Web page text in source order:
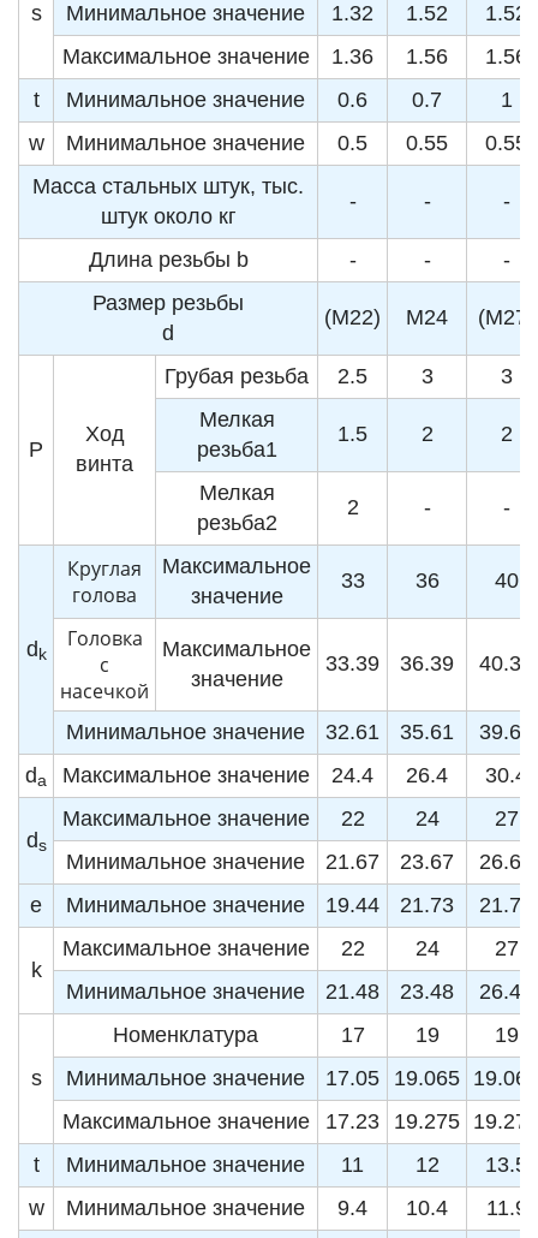
s
Минимальное значение
1.32 1.52
1.52
Максимальное значение
1.36 1.56
1.56
t
Минимальное значение 0.6 0.7
1
w
Минимальное значение 0.5 0.55
0.55
Масса стальных штук, тыс.
штук около кг
- - -
Длина резьбы b - -
-
Размер резьбы
d
(M22) M24 (M27)
P
Ход
винта
Грубая резьба 2.5 3
3
Мелкая
резьба1
1.5 2 2
Мелкая
резьба2
2 - -
d k
Круглая
голова
Максимальное
значение
33 36 40
Головка
с
насечкой
Максимальное
значение
33.39 36.39 40.39
Минимальное значение 32.61 35.61
39.61
da Максимальное значение 24.4 26.4 30.4
ds
Максимальное значение 22 24
27
Минимальное значение
21.67 23.67
26.67
e
Минимальное значение 19.44 21.73 21.73
k
Максимальное значение 22 24
27
Минимальное значение
21.48 23.48 26.48
s
Номенклатура 17 19
19
Минимальное значение
17.05 19.065 19.065
Максимальное значение
17.23 19.275 19.275
t
Минимальное значение 11 12
13.5
w
Минимальное значение 9.4 10.4
11.9